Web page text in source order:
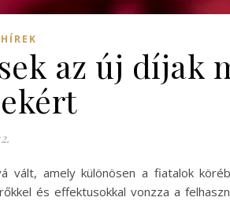
HÍREK
az új díjak
amely különösen a fiatalok
és effektusokkal vonzza a